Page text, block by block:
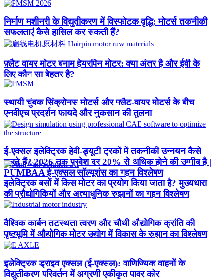
निर्माण मशीनरी के विद्युतीकरण में विस्फोटक वृद्धि: मोटर्स तकनीकी
सफलताएं कैसे हासिल कर सकती हैं?​
फ़्लैट वायर मोटर बनाम हेयरपिन मोटर: क्या अंतर है और ईवी के
लिए कौन सा बेहतर है?
स्थायी चुंबक सिंक्रोनस मोटर्स और फ्लैट-वायर मोटर्स के बीच
एनवीएच प्रदर्शन फायदे और नुकसान की तुलना
ई-एक्सल इलेक्ट्रिक हेवी-ड्यूटी ट्रकों में तकनीकी उन्नयन कैसे
करते हैं? 2026 तक प्रवेश दर 20% से अधिक होने की उम्मीद है |
PUMBAA ई-एक्सल सॉल्यूशंस का गहन विश्लेषण
इलेक्ट्रिक बसों में किस मोटर का प्रयोग किया जाता है? मुख्यधारा
की प्रौद्योगिकियों और अत्याधुनिक रुझानों का गहन विश्लेषण
वैश्विक कार्बन तटस्थता त्वरण और चौथी औद्योगिक क्रांति की
पृष्ठभूमि में औद्योगिक मोटर उद्योग में विकास के रुझान का विश्लेषण
इलेक्ट्रिक ड्राइव एक्सल (ई-एक्सल): वाणिज्यिक वाहनों के
विद्युतीकरण परिवर्तन में अग्रणी एकीकृत पावर कोर